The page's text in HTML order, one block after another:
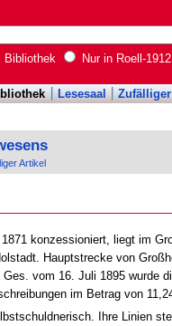
Bibliothek Nur in Roell-1912
Lesesaal
Artikel
konzessioniert, liegt im
Hauptstrecke von
Ges. vom 16. Juli 1895 wurde
im Betrag von
Ihre Linien